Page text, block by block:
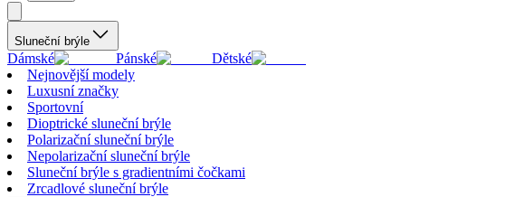
Sluneční brýle
Dámské Pánské
Dětské
Nejnovější modely
Luxusní značky
Sportovní
Dioptrické sluneční brýle
Polarizační sluneční brýle
Nepolarizační sluneční brýle
Sluneční brýle s gradientními čočkami
Zrcadlové sluneční brýle